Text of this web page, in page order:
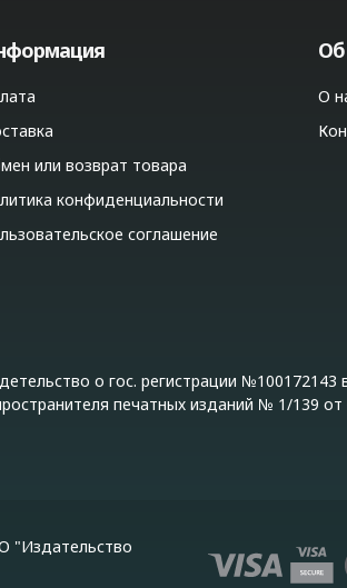
или возврат товара
конфиденциальности
соглашение
Об
О
о гос. регистрации
печатных изданий № 1/139
"Издательство